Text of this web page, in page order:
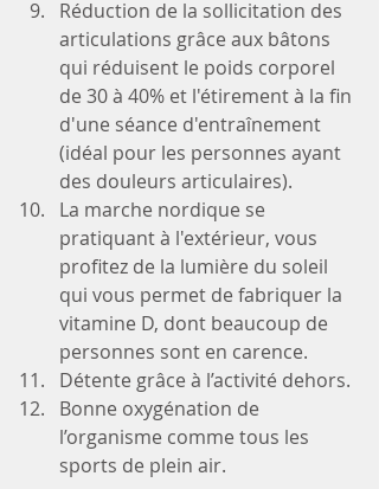
Réduction de la sollicitation des
articulations grâce aux bâtons
qui réduisent le poids corporel
de 30 à 40% et l'étirement à la fin
d'une séance d'entraînement
(idéal pour les personnes ayant
des douleurs articulaires).
La marche nordique se
pratiquant à l'extérieur, vous
profitez de la lumière du soleil
qui vous permet de fabriquer la
vitamine D, dont beaucoup de
personnes sont en carence.
Détente grâce à l’activité dehors.
Bonne oxygénation de
l’organisme comme tous les
sports de plein air.